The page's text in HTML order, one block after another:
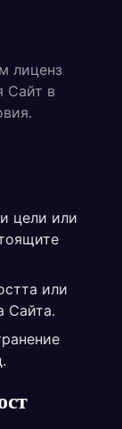
лиценз
Сайт в
цели или
или
Сайта.